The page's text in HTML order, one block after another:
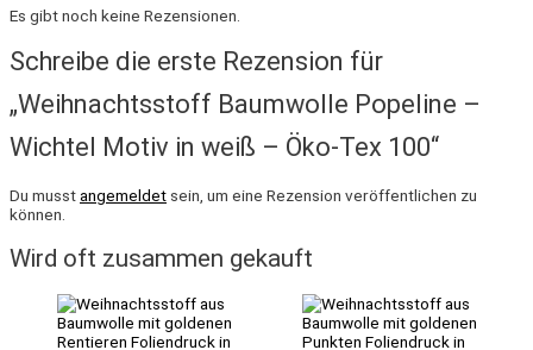
Es gibt noch keine Rezensionen.
Schreibe die erste Rezension für
„Weihnachtsstoff Baumwolle Popeline –
Wichtel Motiv in weiß – Öko-Tex 100“
Du musstangemeldet sein, um eine Rezension veröffentlichen zu
können.
Wird oft zusammen gekauft